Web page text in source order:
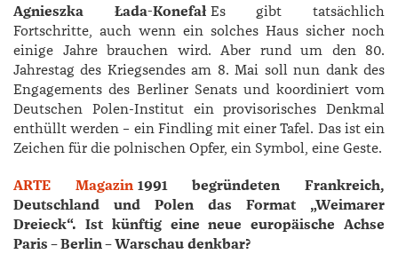
Agnieszka Łada-Konefał Es gibt tatsächlich
Fortschritte, auch wenn ein solches Haus sicher noch
einige Jahre brauchen wird. Aber rund um den 80.
Jahrestag des Kriegsendes am 8. Mai soll nun dank des
Engagements des Berliner Senats und koordiniert vom
Deutschen Polen-Institut ein provisorisches Denkmal
enthüllt werden – ein Findling mit einer Tafel. Das ist ein
Zeichen für die polnischen Opfer, ein Symbol, eine Geste.
ARTE Magazin1991 begründeten Frankreich,
Deutschland und Polen das Format „Weimarer
Dreieck“. Ist künftig eine neue europäische Achse
Paris – Berlin – Warschau denkbar?